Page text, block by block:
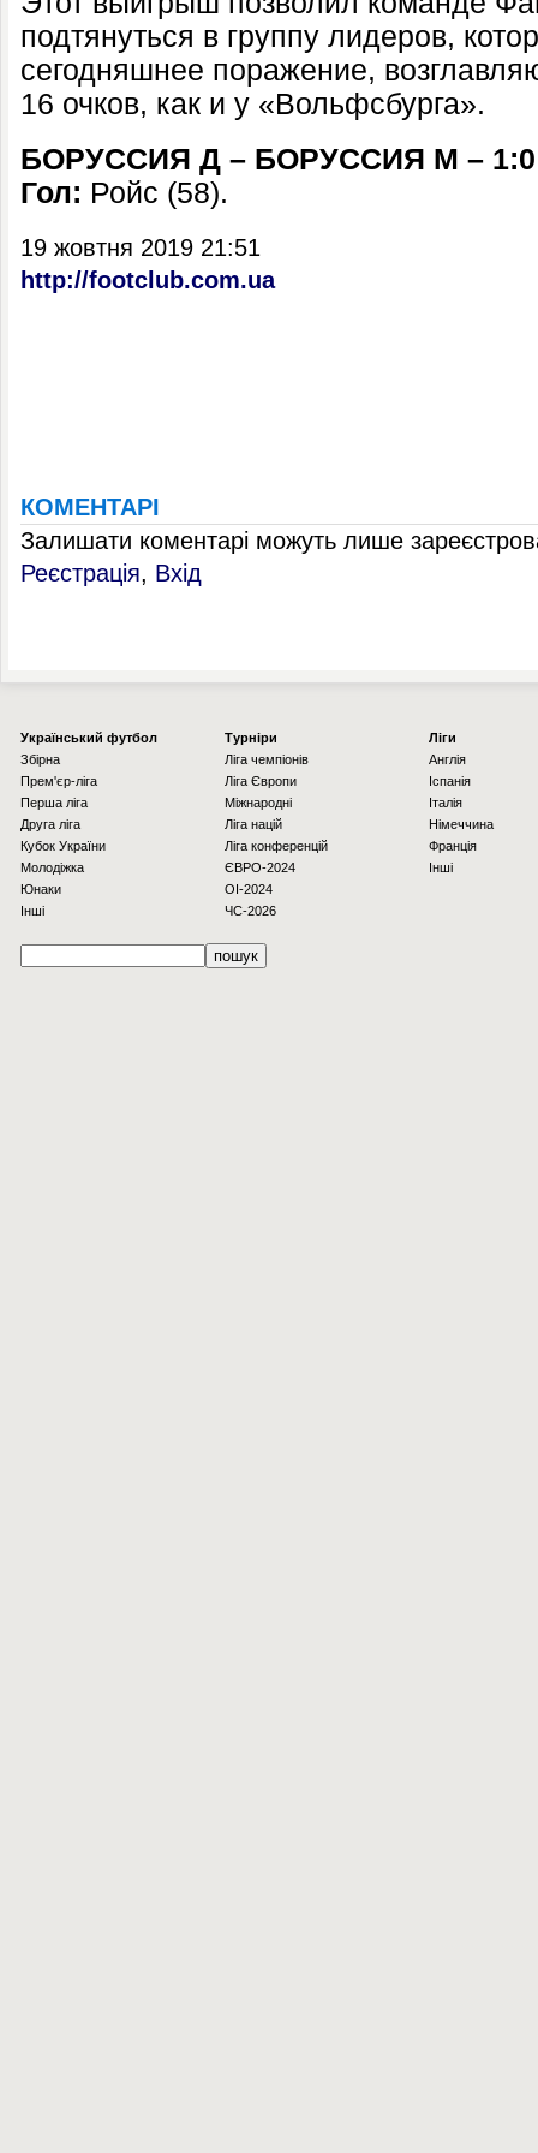
подтянуться в группу лидеров,
сегодняшнее поражение,
16 очков, как и у «Вольфсбурга».
БОРУССИЯ Д – БОРУССИЯ М – 1:0
Гол: Ройс (58).
19 жовтня 2019 21:51
http://footclub.com.ua
КОМЕНТАРІ
Залишати коментарі можуть лише
Реєстрація, Вхід
Українcький футбол
Збірна
Прем'єр-ліга
Перша ліга
Друга ліга
Кубок України
Молодіжка
Юнаки
Інші
Турніри
Ліга чемпіонів
Ліга Європи
Міжнародні
Ліга націй
Ліга конференцій
ЄВРО-2024
OI-2024
ЧС-2026
Ліги
Англія
Іспанія
Італія
Німеччина
Франція
Інші